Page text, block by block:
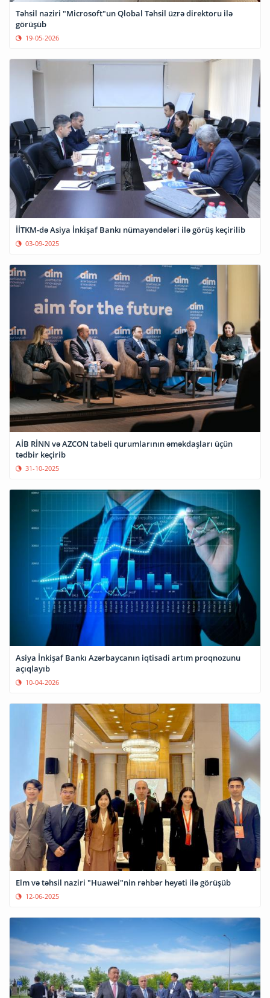
Təhsil naziri "Microsoft"un Qlobal Təhsil üzrə direktoru ilə
görüşüb
19-05-2026
İİTKM-də Asiya İnkişaf Bankı nümayəndələri ilə görüş keçirilib
03-09-2025
AİB RİNN və AZCON tabeli qurumlarının əməkdaşları üçün
tədbir keçirib
31-10-2025
Asiya İnkişaf Bankı Azərbaycanın iqtisadi artım proqnozunu
açıqlayıb
10-04-2026
Elm və təhsil naziri "Huawei"nin rəhbər heyəti ilə görüşüb
12-06-2025